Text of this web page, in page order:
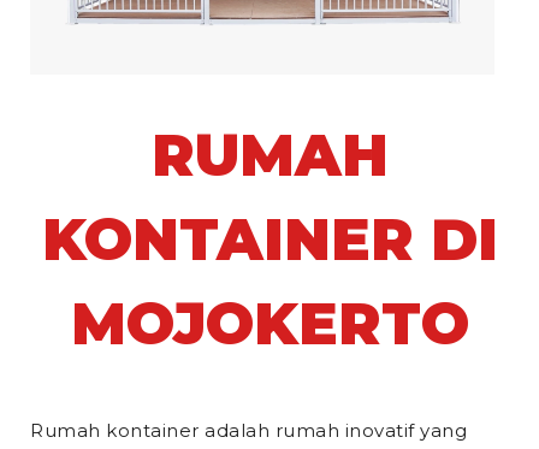
RUMAH
KONTAINER DI
MOJOKERTO
Rumah kontainer adalah rumah inovatif yang